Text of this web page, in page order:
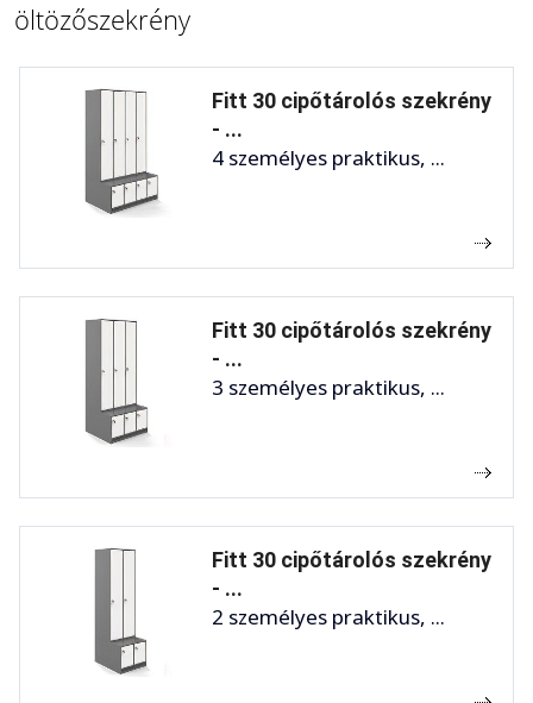
öltözőszekrény
Fitt 30 cipőtárolós szekrény
- ...
4 személyes praktikus, ...
Fitt 30 cipőtárolós szekrény
- ...
3 személyes praktikus, ...
Fitt 30 cipőtárolós szekrény
- ...
2 személyes praktikus, ...